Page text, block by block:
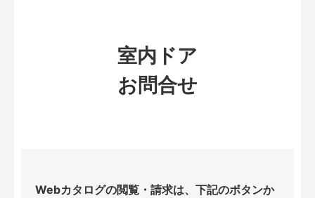
室内ドア
お問合せ
Webカタログの閲覧・請求は、下記のボタンか